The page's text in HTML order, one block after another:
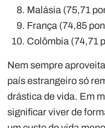
Malásia (75,71
França (74,85
Colômbia (74,71
Nem sempre
país estrangeiro só
drástica de vida. Em
significar viver de